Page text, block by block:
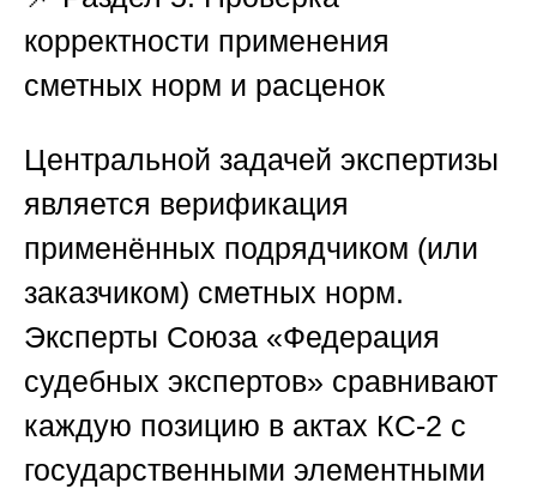
корректности применения
сметных норм и расценок
Центральной задачей экспертизы
является верификация
применённых подрядчиком (или
заказчиком) сметных норм.
Эксперты Союза «Федерация
судебных экспертов» сравнивают
каждую позицию в актах КС-2 с
государственными элементными